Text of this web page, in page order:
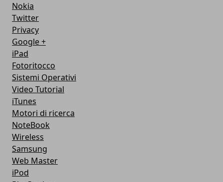
Nokia
Twitter
Privacy
Google +
iPad
Fotoritocco
Sistemi Operativi
Video Tutorial
iTunes
Motori di ricerca
NoteBook
Wireless
Samsung
Web Master
iPod